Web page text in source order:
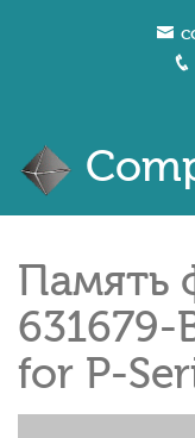
Память
631679-
for P-